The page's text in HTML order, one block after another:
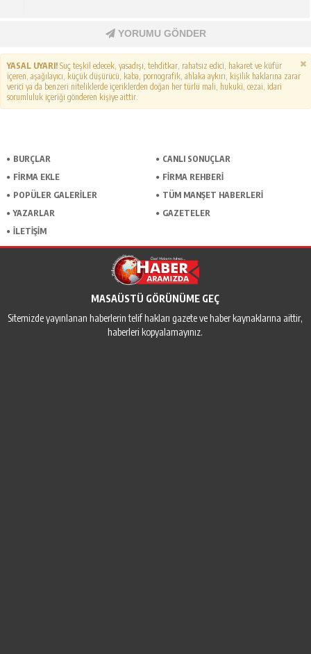
YORUMU GÖNDER
YASAL UYARI!Suç teşkil edecek, yasadışı, tehditkar, rahatsız edici, hakaret ve küfür
içeren, aşağılayıcı, küçük düşürücü, kaba, pornografik, ahlaka aykırı, kişilik haklarına zarar
verici ya da benzeri niteliklerde içeriklerden doğan her türlü mali, hukuki, cezai, idari
sorumluluk içeriği gönderen kişiye aittir.
BURÇLAR
CANLI SONUÇLAR
FİRMA EKLE
FİRMA REHBERİ
POPÜLER GALERİLER
TÜM MANŞET HABERLERİ
YAZARLAR
GAZETELER
İLETİŞİM
MASAÜSTÜ GÖRÜNÜME GEÇ
Sitemizde yayınlanan haberlerin telif hakları gazete ve haber kaynaklarına aittir,
haberleri kopyalamayınız.